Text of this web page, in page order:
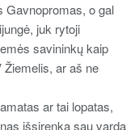
Gavnopromas, o gal
juk rytoji
savininkų kaip
ar aš ne
ar tai lopatas,
išsirenka sau vardą